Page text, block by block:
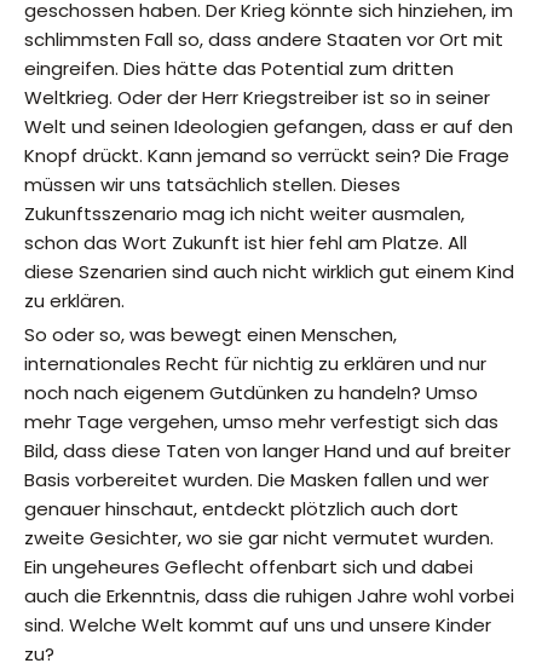
geschossen haben. Der Krieg könnte sich hinziehen, im
schlimmsten Fall so, dass andere Staaten vor Ort mit
eingreifen. Dies hätte das Potential zum dritten
Weltkrieg. Oder der Herr Kriegstreiber ist so in seiner
Welt und seinen Ideologien gefangen, dass er auf den
Knopf drückt. Kann jemand so verrückt sein? Die Frage
müssen wir uns tatsächlich stellen. Dieses
Zukunftsszenario mag ich nicht weiter ausmalen,
schon das Wort Zukunft ist hier fehl am Platze. All
diese Szenarien sind auch nicht wirklich gut einem Kind
zu erklären.
So oder so, was bewegt einen Menschen,
internationales Recht für nichtig zu erklären und nur
noch nach eigenem Gutdünken zu handeln? Umso
mehr Tage vergehen, umso mehr verfestigt sich das
Bild, dass diese Taten von langer Hand und auf breiter
Basis vorbereitet wurden. Die Masken fallen und wer
genauer hinschaut, entdeckt plötzlich auch dort
zweite Gesichter, wo sie gar nicht vermutet wurden.
Ein ungeheures Geflecht offenbart sich und dabei
auch die Erkenntnis, dass die ruhigen Jahre wohl vorbei
sind. Welche Welt kommt auf uns und unsere Kinder
zu?